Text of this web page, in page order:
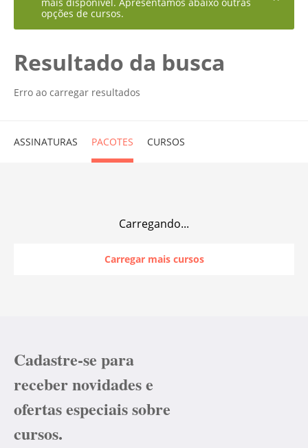
opções de cursos.
Resultado da busca
Erro ao carregar resultados
ASSINATURAS PACOTES CURSOS
Carregando...
Carregar mais cursos
Cadastre-se para
receber novidades e
ofertas especiais sobre
cursos.